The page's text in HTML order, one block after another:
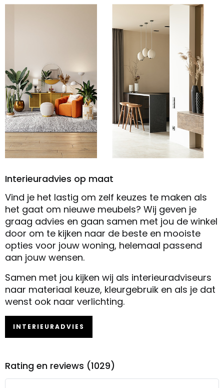
Interieuradvies op maat
Vind je het lastig om zelf keuzes te maken als
het gaat om nieuwe meubels? Wij geven je
graag advies en gaan samen met jou de winkel
door om te kijken naar de beste en mooiste
opties voor jouw woning, helemaal passend
aan jouw wensen.
Samen met jou kijken wij als interieuradviseurs
naar materiaal keuze, kleurgebruik en als je dat
wenst ook naar verlichting.
INTERIEURADVIES
Rating en reviews (1029)